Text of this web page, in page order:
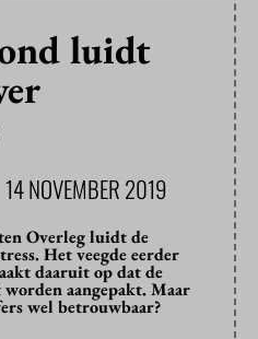
luidt
14 NOVEMBER 2019
Overleg luidt de
Het veegde eerder
daaruit op dat de
aangepakt. Maar
wel betrouwbaar?